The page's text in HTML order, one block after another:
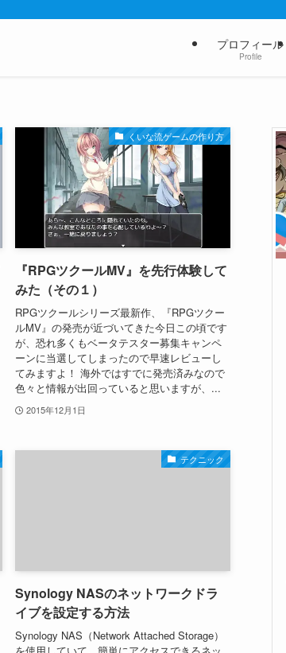
プロフィール
Profile
くいな流ゲームの作り方
『RPGツクールMV』を先行体験して
みた（その１）
RPGツクールシリーズ最新作、『RPGツクー
ルMV』の発売が近づいてきた今日この頃です
が、恐れ多くもベータテスター募集キャンペ
ーンに当選してしまったので早速レビューし
てみますよ！ 海外ではすでに発売済みなので
色々と情報が出回っていると思いますが、...
2015年12月1日
テクニック
Synology NASのネットワークドラ
イブを設定する方法
Synology NAS（Network Attached Storage）